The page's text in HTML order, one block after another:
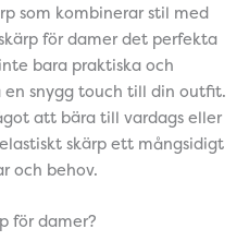
som kombinerar stil med
för damer det perfekta
bara praktiska och
en snygg touch till din outfit.
att bära till vardags eller
skärp ett mångsidigt
och behov.
för damer?